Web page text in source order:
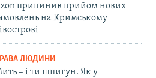
припинив прийом нових
на Кримському
ЛЮДИНИ
– і ти шпигун. Як у